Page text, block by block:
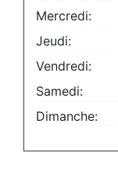
Mercredi:
Jeudi:
Vendredi:
Samedi:
Dimanche: